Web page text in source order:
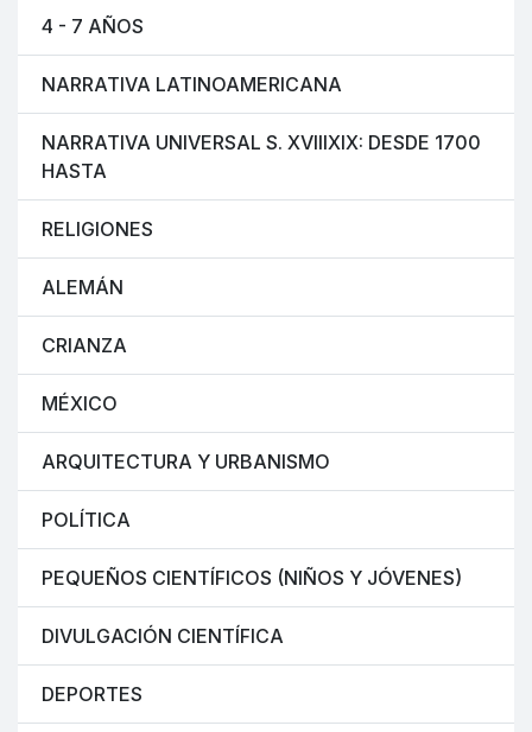
4 - 7 AÑOS
NARRATIVA LATINOAMERICANA
NARRATIVA UNIVERSAL S. XVIIIXIX: DESDE 1700
HASTA
RELIGIONES
ALEMÁN
CRIANZA
MÉXICO
ARQUITECTURA Y URBANISMO
POLÍTICA
PEQUEÑOS CIENTÍFICOS (NIÑOS Y JÓVENES)
DIVULGACIÓN CIENTÍFICA
DEPORTES